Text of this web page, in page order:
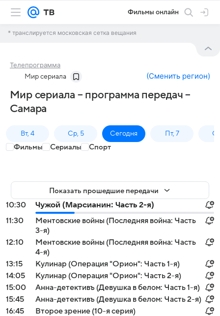
Фильмы онлайн
* транслируется московская сетка вещания
Телепрограмма
Мир сериала (Сменить регион)
Мир сериала – программа передач –
Самара
Вт, 4 Ср, 5 Сегодня Пт, 7
Фильмы Сериалы Спорт
Показать прошедшие передачи
10:30
Чужой (Марсианин: Часть 2-я)
11:30
Ментовские войны (Последняя война: Часть
3-я)
12:10
Ментовские войны (Последняя война: Часть
4-я)
13:15
Кулинар (Операция "Орион": Часть 1-я)
14:05
Кулинар (Операция "Орион": Часть 2-я)
15:00
Анна-детективъ (Девушка в белом: Часть 1-я)
15:45
Анна-детективъ (Девушка в белом: Часть 2-я)
16:45
Второе зрение (10-я серия)